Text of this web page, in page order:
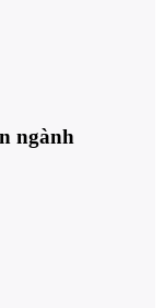
ngành